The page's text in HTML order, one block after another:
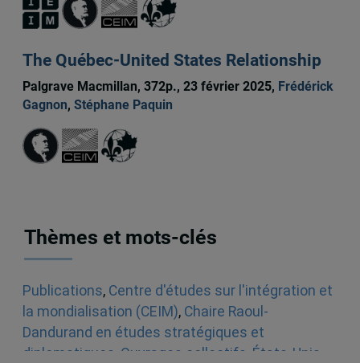
The Québec-United States Relationship
Palgrave Macmillan, 372p., 23 février 2025, Frédérick
Gagnon, Stéphane Paquin
Thèmes et mots-clés
Publications, Centre d'études sur l'intégration et
la mondialisation (CEIM), Chaire Raoul-
Dandurand en études stratégiques et
diplomatiques Ouvrages collectifs États-Unis